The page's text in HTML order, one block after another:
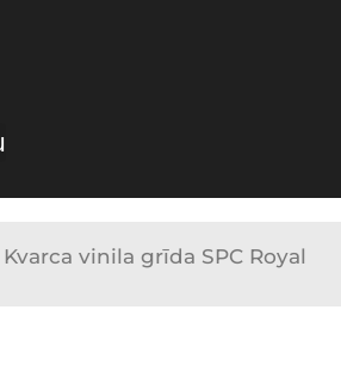
vinila grīda SPC Royal